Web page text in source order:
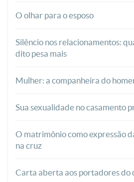
O olhar para o esposo
Silêncio nos relacionamentos:
dito pesa mais
Mulher: a companheira do
Sua sexualidade no casamento
O matrimônio como expressão
na cruz
Carta aberta aos portadores do